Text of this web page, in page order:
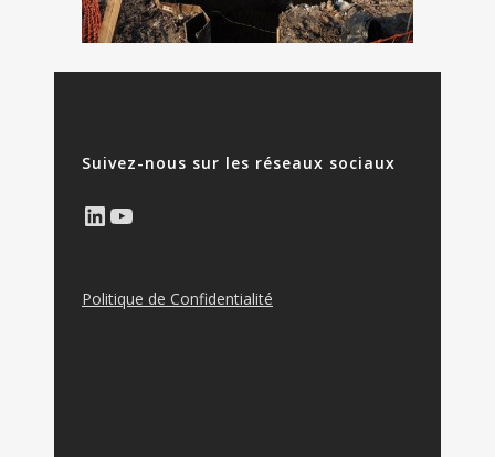
Suivez-nous sur les réseaux sociaux
LinkedIn
YouTube
Politique de Confidentialité